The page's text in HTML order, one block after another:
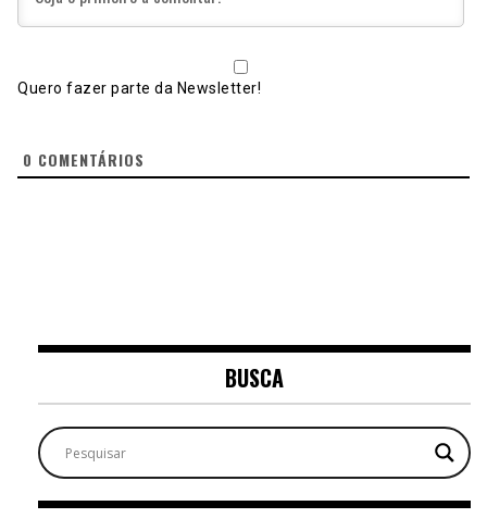
Quero fazer parte da Newsletter!
0 COMENTÁRIOS
BUSCA